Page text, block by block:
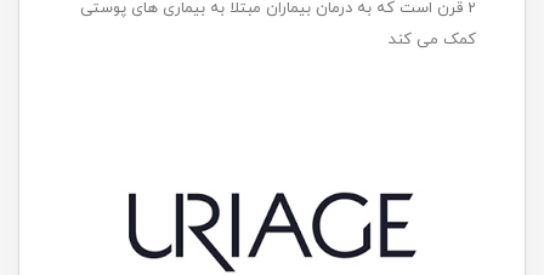
2 قرن است که به درمان بیماران مبتلا به بیماری های پوستی
کمک می کند